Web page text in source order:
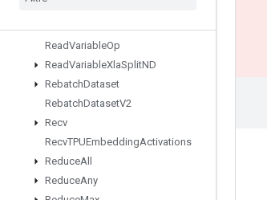
ReadVariableOp
ReadVariableXlaSplitND
RebatchDataset
RebatchDatasetV2
Recv
RecvTPUEmbeddingActivations
ReduceAll
ReduceAny